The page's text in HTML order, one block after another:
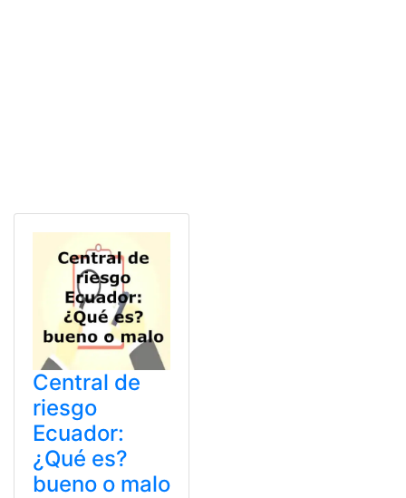
Central de
riesgo
Ecuador:
¿Qué es?
bueno o malo